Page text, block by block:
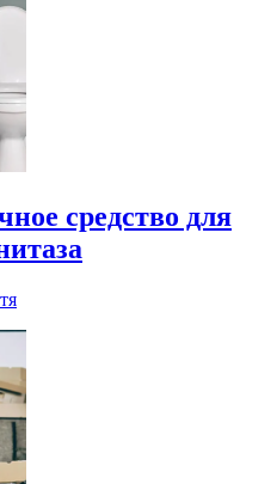
средство для